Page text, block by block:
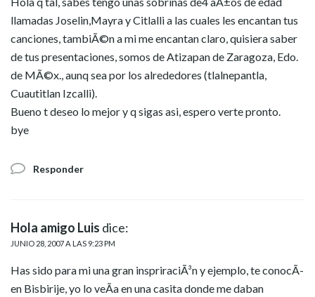
llamadas Joselin,Mayra y Citlalli a las cuales les encantan tus
canciones, tambiÃ©n a mi me encantan claro, quisiera saber
de tus presentaciones, somos de Atizapan de Zaragoza, Edo.
de MÃ©x., aunq sea por los alrededores (tlalnepantla,
Cuautitlan Izcalli).
Bueno t deseo lo mejor y q sigas asi, espero verte pronto.
bye
Responder
Hola amigo Luis dice:
JUNIO 28, 2007 A LAS 9:23 PM
Has sido para mi una gran inspriraciÃ³n y ejemplo, te conocÃ­
en Bisbirije, yo lo veÃ­a en una casita donde me daban